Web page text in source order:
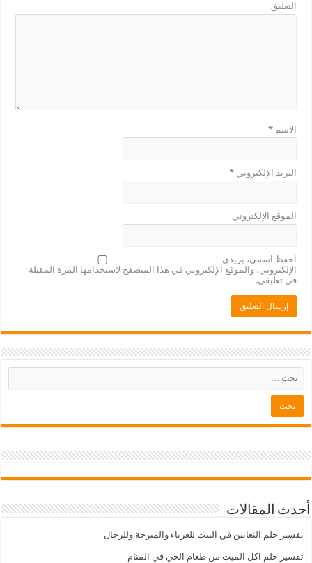
التعليق
الاسم*
البريد الإلكتروني*
الموقع الإلكتروني
احفظ اسمي، بريدي
الإلكتروني، والموقع الإلكتروني في هذا المتصفح لاستخدامها المرة المقبلة
في تعليقي.
أحدث المقالات
تفسير حلم الثعابين في البيت للعزباء والمتزجة وللرجال
تفسير حلم اكل الميت من طعام الحي في المنام